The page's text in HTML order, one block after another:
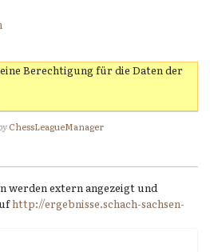
Berechtigung für die Daten der
ChessLeagueManager
werden extern angezeigt und
http://ergebnisse.schach-sachsen-